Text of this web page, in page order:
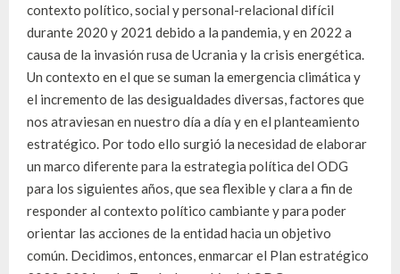
contexto político, social y personal-relacional difícil
durante 2020 y 2021 debido a la pandemia, y en 2022 a
causa de la invasión rusa de Ucrania y la crisis energética.
Un contexto en el que se suman la emergencia climática y
el incremento de las desigualdades diversas, factores que
nos atraviesan en nuestro día a día y en el planteamiento
estratégico. Por todo ello surgió la necesidad de elaborar
un marco diferente para la estrategia política del ODG
para los siguientes años, que sea flexible y clara a fin de
responder al contexto político cambiante y para poder
orientar las acciones de la entidad hacia un objetivo
común. Decidimos, entonces, enmarcar el Plan estratégico